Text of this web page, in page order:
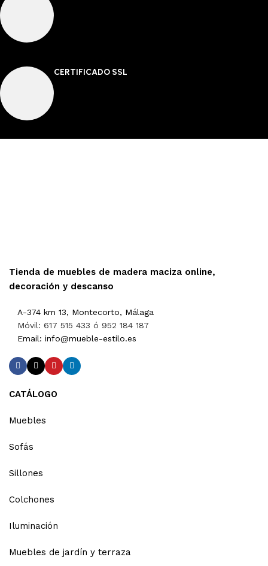
CERTIFICADO SSL
Tienda de muebles de madera maciza online,
decoración y descanso
A-374 km 13, Montecorto, Málaga
Móvil: 617 515 433 ó 952 184 187
Email: info@mueble-estilo.es
CATÁLOGO
Muebles
Sofás
Sillones
Colchones
Iluminación
Muebles de jardín y terraza